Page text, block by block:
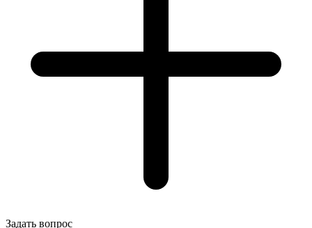
Задать вопрос